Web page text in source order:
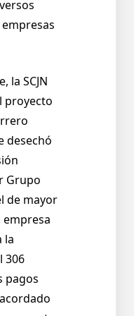
la SCJN
proyecto
desechó
Grupo
de mayor
la
306
pagos